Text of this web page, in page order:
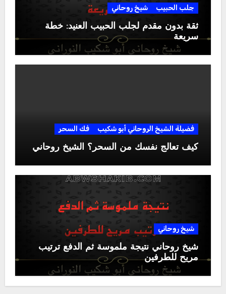
جلب الحبيب شيخ روحاني
ثقة بدون مقدم لجلب الحبيب العنيد: خطة
سريعة
فضيلة الشيخ الروحاني أبو شكيب فك السحر
كيف تعالج نفسك من السحر؟ الشيخ روحاني
شيخ روحاني
شيخ روحاني نتيجة ملموسة ثم الدفع ترتيب
مريح للطرفين